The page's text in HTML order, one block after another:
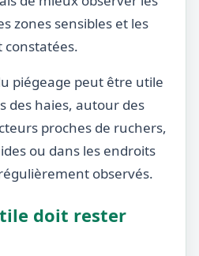
zones sensibles et les
piégeage peut être utile
des haies, autour des
proches de ruchers,
ou dans les endroits
observés.
doit rester